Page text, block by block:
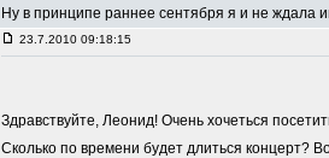
Ну в принципе раннее сентября я и не
23.7.2010 09:18:15
Здравствуйте, Леонид! Очень хочеться
Сколько по времени будет длиться концерт?